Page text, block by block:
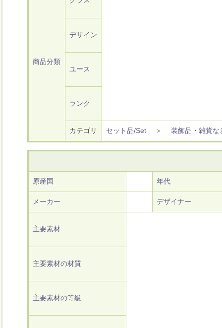
商品分類
デザイン
ユース
ランク
カテゴリ セット品/Set ＞ 装飾品・雑貨な
原産国 年代
メーカー デザイナー
主要素材
主要素材の材質
主要素材の等級